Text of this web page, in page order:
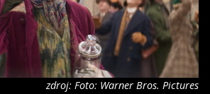
zdroj: Foto: Warner Bros. Pictures